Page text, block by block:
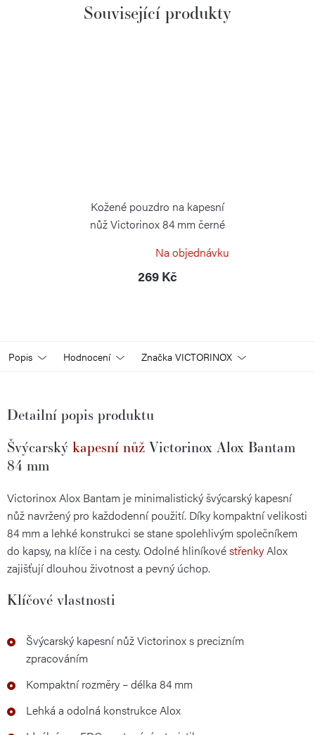
Související produkty
Kožené pouzdro na kapesní
nůž Victorinox 84 mm černé
Na objednávku
269 Kč
Popis Hodnocení Značka VICTORINOX
Detailní popis produktu
Švýcarský kapesní nůž Victorinox Alox Bantam
84 mm
Victorinox Alox Bantam je minimalistický švýcarský kapesní
nůž navržený pro každodenní použití. Díky kompaktní velikosti
84 mm a lehké konstrukci se stane spolehlivým společníkem
do kapsy, na klíče i na cesty. Odolné hliníkovéstřenkyAlox
zajišťují dlouhou životnost a pevný úchop.
Klíčové vlastnosti
Švýcarský kapesní nůž Victorinox s precizním
zpracováním
Kompaktní rozměry – délka 84 mm
Lehká a odolná konstrukce Alox